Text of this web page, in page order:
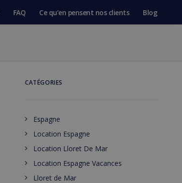
FAQ Ce qu’en pensent nos clients Blog
CATÉGORIES
Espagne
Location Espagne
Location Lloret De Mar
Location Espagne Vacances
Lloret de Mar